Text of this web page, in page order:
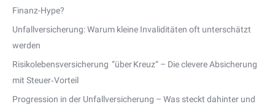
Finanz-Hype?
Unfallversicherung: Warum kleine Invaliditäten oft unterschätzt
werden
Risikolebensversicherung “über Kreuz“ – Die clevere Absicherung
mit Steuer‑Vorteil
Progression in der Unfallversicherung – Was steckt dahinter und